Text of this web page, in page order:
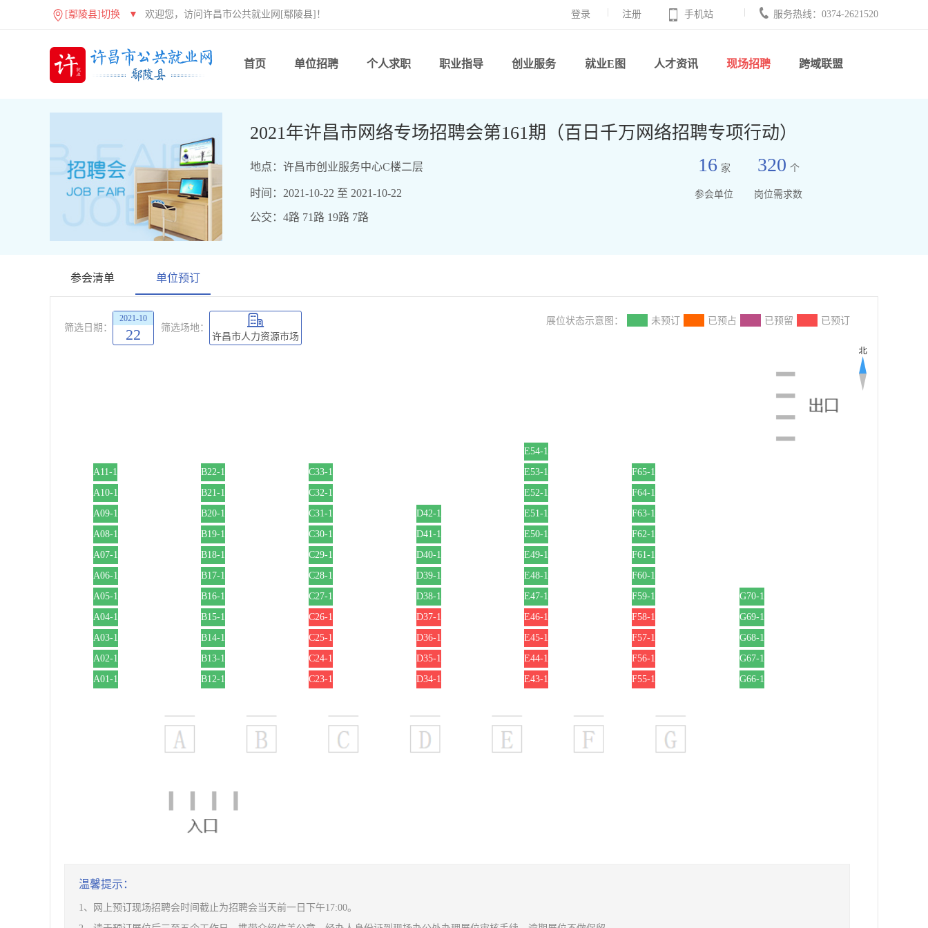
[鄢陵县]切换 ▼ 欢迎您，访问许昌市公共就业网[鄢陵县]！ 登录 注册 手机站 服务热线：0374-2621520
首页 单位招聘 个人求职 职业指导 创业服务 就业E图 人才资讯 现场招聘 跨域联盟
2021年许昌市网络专场招聘会第161期（百日千万网络招聘专项行动）
地点：许昌市创业服务中心C楼二层
时间：2021-10-22 至 2021-10-22
16 家
参会单位
320 个
岗位需求数
公交：4路 71路 19路 7路
参会清单 单位预订
筛选日期：
2021-10
22
筛选场地：
许昌市人力资源市场
展位状态示意图： 未预订 已预占 已预留 已预订
E54-1
A11-1
B22-1 C33-1 E53-1
F65-1
A10-1
B21-1 C32-1 E52-1
F64-1
A09-1
B20-1 C31-1 D42-1 E51-1
F63-1
A08-1
B19-1 C30-1 D41-1 E50-1
F62-1
A07-1
B18-1 C29-1 D40-1 E49-1
F61-1
A06-1
B17-1 C28-1 D39-1 E48-1
F60-1
A05-1
B16-1 C27-1 D38-1 E47-1 F59-1
G70-1
A04-1
B15-1 C26-1 D37-1 E46-1 F58-1
G69-1
A03-1
B14-1 C25-1 D36-1 E45-1 F57-1
G68-1
A02-1
B13-1 C24-1 D35-1 E44-1 F56-1
G67-1
A01-1
B12-1 C23-1 D34-1 E43-1 F55-1 G66-1
温馨提示：
1、网上预订现场招聘会时间截止为招聘会当天前一日下午17:00。